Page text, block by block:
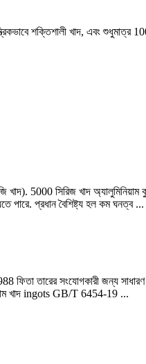
শক্তিশালী খাদ, এবং শুধুমাত্র
খাদ). 5000 সিরিজ খাদ
পারে. প্রধান বৈশিষ্ট্য হল কম ঘনত্ব ...
ফিতা তারের সংযোগকারী জন্য
খাদ ingots GB/T 6454-19 ...